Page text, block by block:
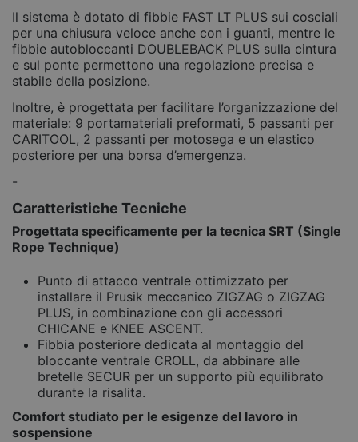
Il sistema è dotato di fibbie FAST LT PLUS sui cosciali
per una chiusura veloce anche con i guanti, mentre le
fibbie autobloccanti DOUBLEBACK PLUS sulla cintura
e sul ponte permettono una regolazione precisa e
stabile della posizione.
Inoltre, è progettata per facilitare l’organizzazione del
materiale: 9 portamateriali preformati, 5 passanti per
CARITOOL, 2 passanti per motosega e un elastico
posteriore per una borsa d’emergenza.
-
Caratteristiche Tecniche
Progettata specificamente per la tecnica SRT (Single
Rope Technique)
Punto di attacco ventrale ottimizzato per
installare il Prusik meccanico ZIGZAG o ZIGZAG
PLUS, in combinazione con gli accessori
CHICANE e KNEE ASCENT.
Fibbia posteriore dedicata al montaggio del
bloccante ventrale CROLL, da abbinare alle
bretelle SECUR per un supporto più equilibrato
durante la risalita.
Comfort studiato per le esigenze del lavoro in
sospensione